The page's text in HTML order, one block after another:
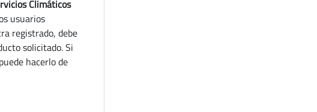
Climáticos
usuarios
registrado, debe
solicitado. Si
hacerlo de